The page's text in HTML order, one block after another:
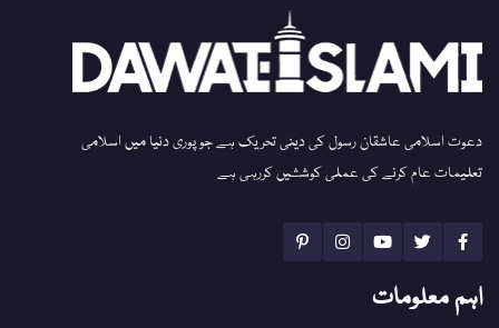
دعوت اسلامی عاشقان رسول کی دینی تحریک ہے جو پوری دنیا میں اسلامی
تعلیمات عام کرنے کی عملی کوششیں کررہی ہے
اہم معلومات